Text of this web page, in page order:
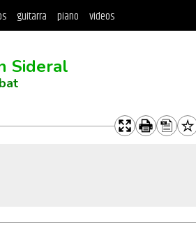
guitarra piano videos
Sideral